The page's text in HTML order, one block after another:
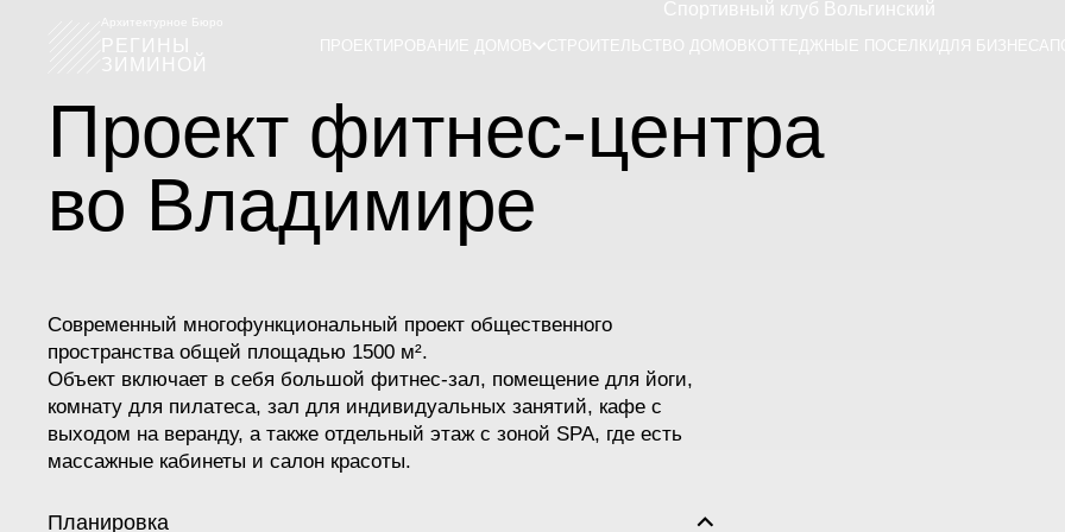
Архитектурное Бюро
РЕГИНЫ
ЗИМИНОЙ
ПРОЕКТИРОВАНИЕ ДОМОВ СТРОИТЕЛЬСТВО ДОМОВ КОТТЕДЖНЫЕ ПОСЕЛКИ ДЛЯ БИЗНЕСА
Спортивный клуб Вольгинский
Проект фитнес-центра
во Владимире
Современный многофункциональный проект общественного
пространства общей площадью 1500 м².
Объект включает в себя большой фитнес-зал, помещение для йоги,
комнату для пилатеса, зал для индивидуальных занятий, кафе с
выходом на веранду, а также отдельный этаж с зоной SPA, где есть
массажные кабинеты и салон красоты.
Планировка